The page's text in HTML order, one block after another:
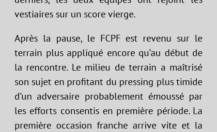
vestiaires sur un score vierge.
Après la pause, le FCPF est revenu sur le
terrain plus appliqué encore qu’au début de
la rencontre. Le milieu de terrain a maîtrisé
son sujet en profitant du pressing plus timide
d’un adversaire probablement émoussé par
les efforts consentis en première période. La
première occasion franche arrive vite et la